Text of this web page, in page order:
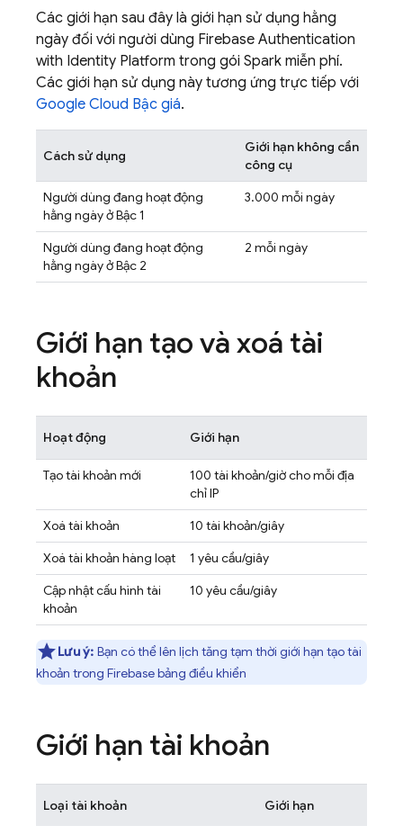
Các giới hạn sau đây là giới hạn sử dụng hằng
ngày đối với người dùng Firebase Authentication
with Identity Platform trong gói Spark miễn phí.
Các giới hạn sử dụng này tương ứng trực tiếp với
Google Cloud Bậc giá.
Cách sử dụng
Giới hạn không cần
công cụ
Người dùng đang hoạt động
hằng ngày ở Bậc 1
3.000 mỗi ngày
Người dùng đang hoạt động
hằng ngày ở Bậc 2
2 mỗi ngày
Giới hạn tạo và xoá tài
khoản
Hoạt động Giới hạn
Tạo tài khoản mới
100 tài khoản/giờ cho mỗi địa
chỉ IP
Xoá tài khoản
10 tài khoản/giây
Xoá tài khoản hàng loạt
1 yêu cầu/giây
Cập nhật cấu hình tài
khoản
10 yêu cầu/giây
Lưu ý: Bạn có thể lên lịch tăng tạm thời giới hạn tạo tài
khoản trong Firebasebảng điều khiển
Giới hạn tài khoản
Loại tài khoản Giới hạn